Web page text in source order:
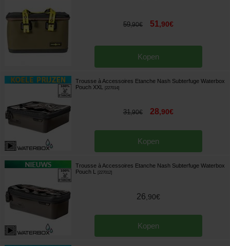
59,90€ 51,90€
Kopen
Trousse à Accessoires Etanche Nash Subterfuge Waterbox
Pouch XXL
[227014]
31,90€ 28,90€
Kopen
Trousse à Accessoires Etanche Nash Subterfuge Waterbox
Pouch L
[227012]
26 90€
Kopen